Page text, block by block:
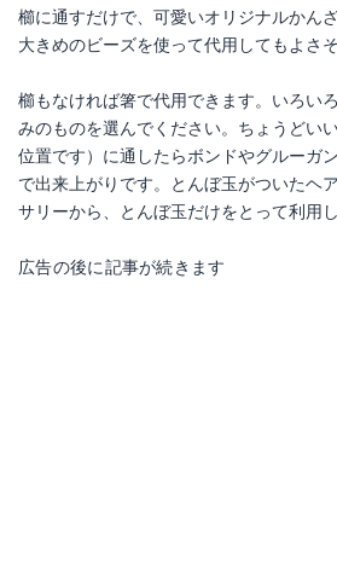
櫛に通すだけで、可愛いオリジナルかん
大きめのビーズを使って代用してもよさそ
櫛もなければ箸で代用できます。いろい
みのものを選んでください。ちょうどい
位置です）に通したらボンドやグルーガ
で出来上がりです。とんぼ玉がついたヘ
サリーから、とんぼ玉だけをとって利用
広告の後に記事が続きます